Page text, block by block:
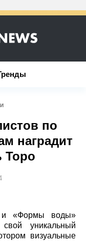
по
наградит
Торо
и «Формы воды»
уникальный
визуальные